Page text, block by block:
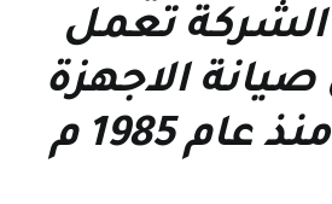
تعمل
الاجهزة
عام 1985 م